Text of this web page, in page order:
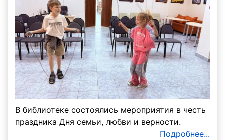
В библиотеке состоялись мероприятия в честь
праздника Дня семьи, любви и верности.
Подробнее...